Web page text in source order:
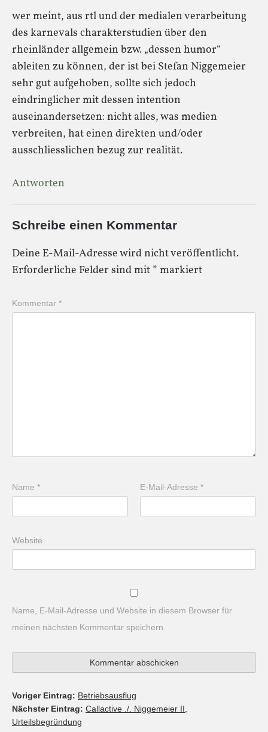
wer meint, aus rtl und der medialen verarbeitung
des karnevals charakterstudien über den
rheinländer allgemein bzw. „dessen humor“
ableiten zu können, der ist bei Stefan Niggemeier
sehr gut aufgehoben, sollte sich jedoch
eindringlicher mit dessen intention
auseinandersetzen: nicht alles, was medien
verbreiten, hat einen direkten und/oder
ausschliesslichen bezug zur realität.
Antworten
Schreibe einen Kommentar
Deine E-Mail-Adresse wird nicht veröffentlicht.
Erforderliche Felder sind mit * markiert
Kommentar *
Name * E-Mail-Adresse*
Website
Name, E-Mail-Adresse und Website in diesem Browser für
meinen nächsten Kommentar speichern.
Voriger Eintrag: Betriebsausflug
Nächster Eintrag: Callactive ./. Niggemeier II,
Urteilsbegründung